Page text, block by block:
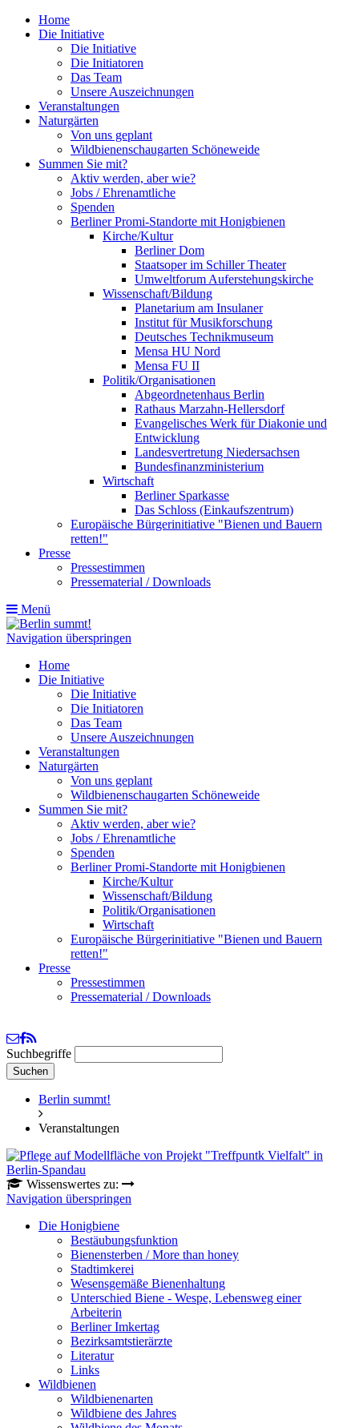
Home
Die Initiative
Die Initiative
Die Initiatoren
Das Team
Unsere Auszeichnungen
Veranstaltungen
Naturgärten
Von uns geplant
Wildbienenschaugarten Schöneweide
Summen Sie mit?
Aktiv werden, aber wie?
Jobs / Ehrenamtliche
Spenden
Berliner Promi-Standorte mit Honigbienen
Kirche/Kultur
Berliner Dom
Staatsoper im Schiller Theater
Umweltforum Auferstehungskirche
Wissenschaft/Bildung
Planetarium am Insulaner
Institut für Musikforschung
Deutsches Technikmuseum
Mensa HU Nord
Mensa FU II
Politik/Organisationen
Abgeordnetenhaus Berlin
Rathaus Marzahn-Hellersdorf
Evangelisches Werk für Diakonie und
Entwicklung
Landesvertretung Niedersachsen
Bundesfinanzministerium
Wirtschaft
Berliner Sparkasse
Das Schloss (Einkaufszentrum)
Europäische Bürgerinitiative "Bienen und Bauern
retten!"
Presse
Pressestimmen
Pressematerial / Downloads
Menü
Navigation überspringen
Home
Die Initiative
Die Initiative
Die Initiatoren
Das Team
Unsere Auszeichnungen
Veranstaltungen
Naturgärten
Von uns geplant
Wildbienenschaugarten Schöneweide
Summen Sie mit?
Aktiv werden, aber wie?
Jobs / Ehrenamtliche
Spenden
Berliner Promi-Standorte mit Honigbienen
Kirche/Kultur
Wissenschaft/Bildung
Politik/Organisationen
Wirtschaft
Europäische Bürgerinitiative "Bienen und Bauern
retten!"
Presse
Pressestimmen
Pressematerial / Downloads
Suchbegriffe
Suchen
Berlin summt!
Veranstaltungen
Wissenswertes zu:
Navigation überspringen
Die Honigbiene
Bestäubungsfunktion
Bienensterben / More than honey
Stadtimkerei
Wesensgemäße Bienenhaltung
Unterschied Biene - Wespe, Lebensweg einer
Arbeiterin
Berliner Imkertag
Bezirksamtstierärzte
Literatur
Links
Wildbienen
Wildbienenarten
Wildbiene des Jahres